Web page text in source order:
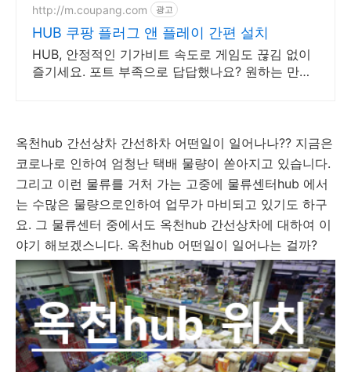
http://m.coupang.com 광고
HUB 쿠팡 플러그 앤 플레이 간편 설치
HUB, 안정적인 기가비트 속도로 게임도 끊김 없이
즐기세요. 포트 부족으로 답답했나요? 원하는 만큼
옥천hub 간선상차 간선하차 어떤일이 일어나나?? 지금은
코로나로 인하여 엄청난 택배 물량이 쏟아지고 있습니다.
그리고 이런 물류를 거처 가는 고중에 물류센터hub 에서
는 수많은 물량으로인하여 업무가 마비되고 있기도 하구
요. 그 물류센터 중에서도 옥천hub 간선상차에 대하여 이
야기 해보겠스니다. 옥천hub 어떤일이 일어나는 걸까?